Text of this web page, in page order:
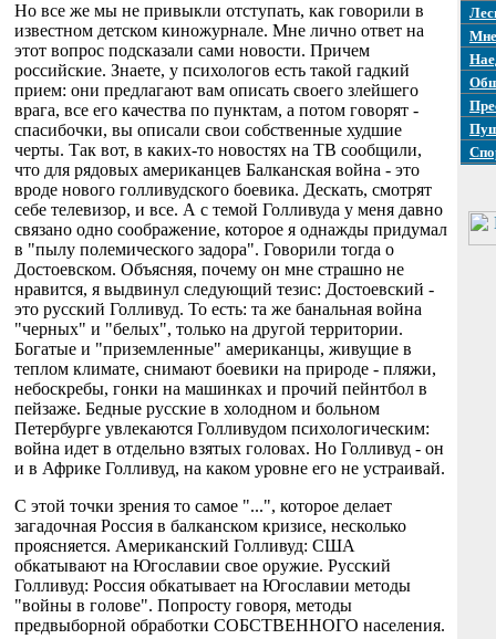
Но все же мы не привыкли отступать, как говорили в
известном детском киножурнале. Мне лично ответ на
этот вопрос подсказали сами новости. Причем
российские. Знаете, у психологов есть такой гадкий
прием: они предлагают вам описать своего злейшего
врага, все его качества по пунктам, а потом говорят -
спасибочки, вы описали свои собственные худшие
черты. Так вот, в каких-то новостях на ТВ сообщили,
что для рядовых американцев Балканская война - это
вроде нового голливудского боевика. Дескать, смотрят
себе телевизор, и все. А с темой Голливуда у меня давно
связано одно соображение, которое я однажды придумал
в "пылу полемического задора". Говорили тогда о
Достоевском. Объясняя, почему он мне страшно не
нравится, я выдвинул следующий тезис: Достоевский -
это русский Голливуд. То есть: та же банальная война
"черных" и "белых", только на другой территории.
Богатые и "приземленные" американцы, живущие в
теплом климате, снимают боевики на природе - пляжи,
небоскребы, гонки на машинках и прочий пейнтбол в
пейзаже. Бедные русские в холодном и больном
Петербурге увлекаются Голливудом психологическим:
война идет в отдельно взятых головах. Но Голливуд - он
и в Африке Голливуд, на каком уровне его не устраивай.
С этой точки зрения то самое "...", которое делает
загадочная Россия в балканском кризисе, несколько
проясняется. Американский Голливуд: США
обкатывают на Югославии свое оружие. Русский
Голливуд: Россия обкатывает на Югославии методы
"войны в голове". Попросту говоря, методы
предвыборной обработки СОБСТВЕННОГО населения.